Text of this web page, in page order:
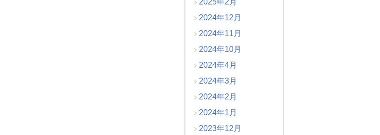
2025年2月
2024年12月
2024年11月
2024年10月
2024年4月
2024年3月
2024年2月
2024年1月
2023年12月